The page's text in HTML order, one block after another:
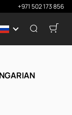
+971 502 173 856